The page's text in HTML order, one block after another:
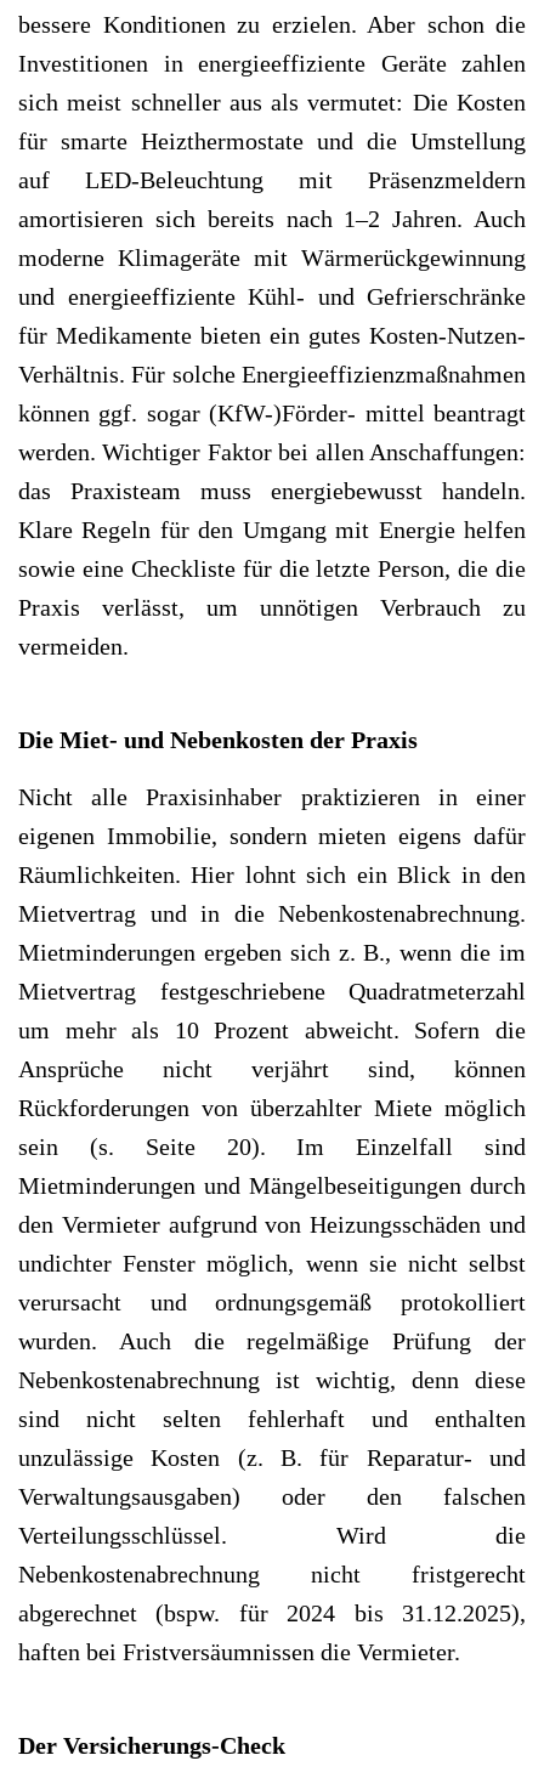
bessere Konditionen zu erzielen. Aber schon die
Investitionen in energieeffiziente Geräte zahlen
sich meist schneller aus als vermutet: Die Kosten
für smarte Heizthermostate und die Umstellung
auf LED-Beleuchtung mit Präsenzmeldern
amortisieren sich bereits nach 1–2 Jahren. Auch
moderne Klimageräte mit Wärmerückgewinnung
und energieeffiziente Kühl- und Gefrierschränke
für Medikamente bieten ein gutes Kosten-Nutzen-
Verhältnis. Für solche Energieeffizienzmaßnahmen
können ggf. sogar (KfW-)Förder­- mittel beantragt
werden. Wichtiger Faktor bei allen Anschaffungen:
das Praxisteam muss energiebewusst handeln.
Klare Regeln für den Umgang mit Energie helfen
sowie eine Checkliste für die letzte Person, die die
Praxis verlässt, um unnötigen Verbrauch zu
vermeiden.
Die Miet- und Nebenkosten der Praxis
Nicht alle Praxisinhaber praktizieren in einer
eigenen Immobilie, sondern mieten eigens dafür
Räumlichkeiten. Hier lohnt sich ein Blick in den
Mietvertrag und in die Nebenkostenabrechnung.
Mietminderungen ergeben sich z. B., wenn die im
Mietvertrag festgeschriebene Quadratmeterzahl
um mehr als 10 Prozent abweicht. Sofern die
Ansprüche nicht verjährt sind, können
Rückforderungen von überzahlter Miete möglich
sein (s. Seite 20). Im Einzelfall sind
Mietminderungen und Mängelbeseitigungen durch
den Vermieter aufgrund von Heizungsschäden und
undichter Fenster möglich, wenn sie nicht selbst
verursacht und ordnungsgemäß protokolliert
wurden. Auch die regelmäßige Prüfung der
Nebenkostenabrechnung ist wichtig, denn diese
sind nicht selten fehlerhaft und enthalten
unzulässige Kosten (z. B. für Reparatur- und
Verwaltungsausgaben) oder den falschen
Verteilungsschlüssel. Wird die
Nebenkostenabrechnung nicht fristgerecht
abgerechnet (bspw. für 2024 bis 31.12.2025),
haften bei Fristversäumnissen die Vermieter.
Der Versicherungs-Check